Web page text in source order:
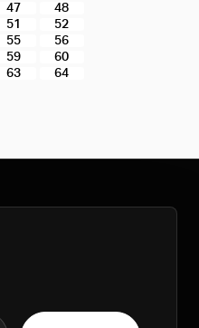
47
48
51
52
55
56
59
60
63
64